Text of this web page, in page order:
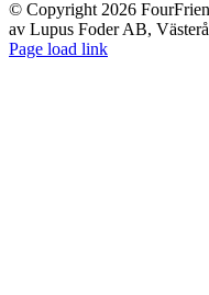
© Copyright 2026
av Lupus Foder AB,
Page load link